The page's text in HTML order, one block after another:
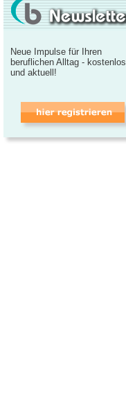
Neue Impulse für Ihren
beruflichen Alltag - kostenlos
und aktuell!